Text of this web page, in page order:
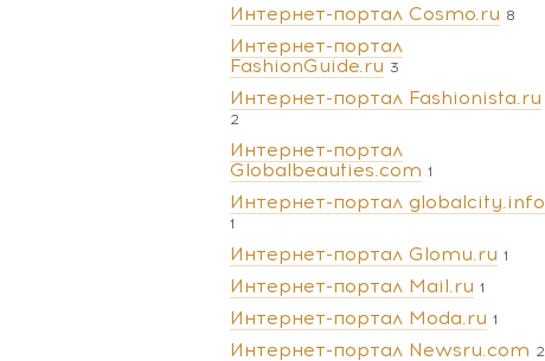
Интернет-портал Cosmo.ru 8
Интернет-портал
FashionGuide.ru 3
Интернет-портал Fashionista.ru
2
Интернет-портал
Globalbeauties.com 1
Интернет-портал globalcity.info
1
Интернет-портал Glomu.ru 1
Интернет-портал Mail.ru 1
Интернет-портал Moda.ru 1
Интернет-портал Newsru.com 2